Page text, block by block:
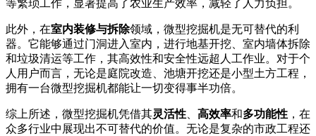
等繁琐工作，显著提高了农业生产效率，减轻了人力负担。
此外，在室内装修与拆除领域，微型挖掘机是无可替代的利
器。它能够通过门洞进入室内，进行地基开挖、室内墙体拆除
和垃圾清运等工作，其高效性和安全性远超人工作业。对于个
人用户而言，无论是庭院改造、池塘开挖还是小型土方工程，
拥有一台微型挖掘机都能让一切变得事半功倍。
综上所述，微型挖掘机凭借其灵活性 高效率和多功能性 ，在
众多行业中展现出不可替代的价值。无论是复杂的市政工程还